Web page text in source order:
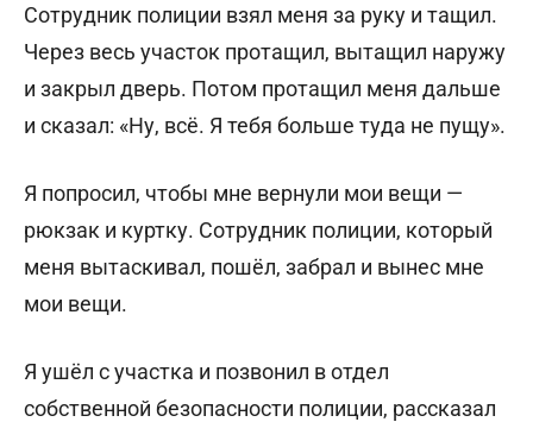
Сотрудник полиции взял меня за руку и тащил.
Через весь участок протащил, вытащил наружу
и закрыл дверь. Потом протащил меня дальше
и сказал: «Ну, всё. Я тебя больше туда не пущу».
Я попросил, чтобы мне вернули мои вещи —
рюкзак и куртку. Сотрудник полиции, который
меня вытаскивал, пошёл, забрал и вынес мне
мои вещи.
Я ушёл с участка и позвонил в отдел
собственной безопасности полиции, рассказал